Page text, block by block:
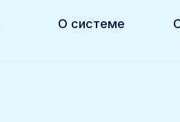
О системе